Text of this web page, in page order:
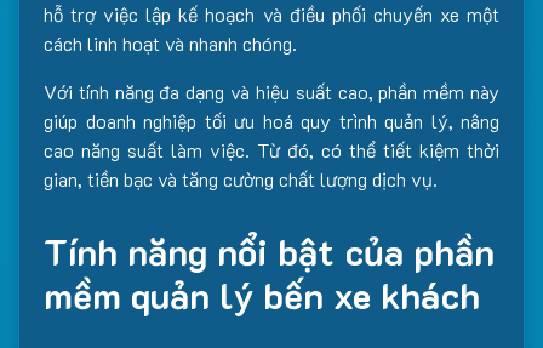
hỗ trợ việc lập kế hoạch và điều phối chuyến xe một
cách linh hoạt và nhanh chóng.
Với tính năng đa dạng và hiệu suất cao, phần mềm này
giúp doanh nghiệp tối ưu hoá quy trình quản lý, nâng
cao năng suất làm việc. Từ đó, có thể tiết kiệm thời
gian, tiền bạc và tăng cường chất lượng dịch vụ.
Tính năng nổi bật của phần
mềm quản lý bến xe khách